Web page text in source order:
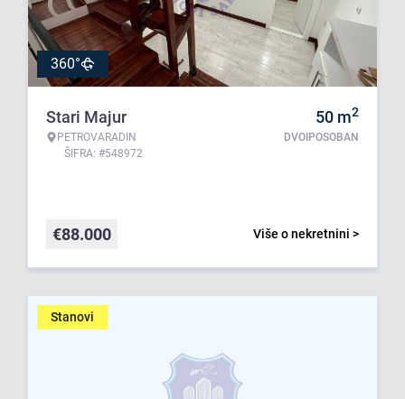
360°
Stari Majur
PETROVARADIN
ŠIFRA: #548972
50 m2
DVOIPOSOBAN
Više o nekretnini >
€88.000
Stanovi